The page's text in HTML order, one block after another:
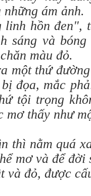
ám ảnh.
linh hồn đen",
sáng và
màu đỏ.
một thứ
đọa, mắc
tội trọng
mơ thấy như
thì nằm quá
mơ và để đời
và đỏ, được